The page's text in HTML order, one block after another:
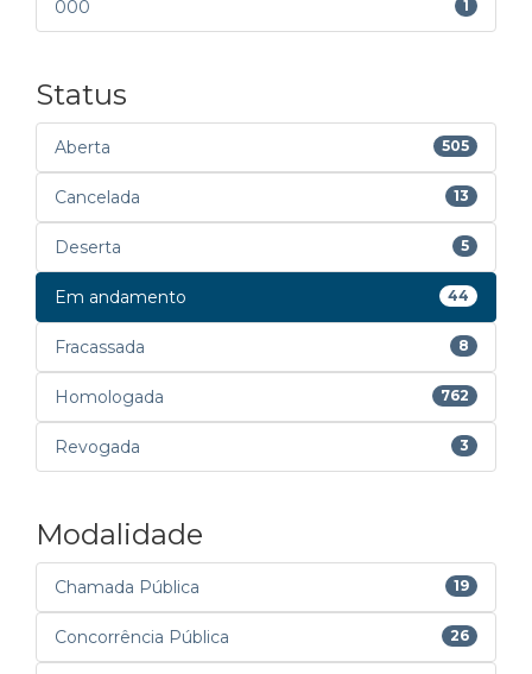
000 1
Status
Aberta 505
Cancelada 13
Deserta 5
Em andamento 44
Fracassada 8
Homologada 762
Revogada 3
Modalidade
Chamada Pública 19
Concorrência Pública 26